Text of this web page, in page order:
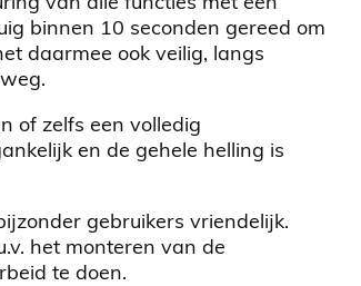
binnen 10 seconden gereed om
daarmee ook veilig, langs
of zelfs een volledig
en de gehele helling is
gebruikers vriendelijk.
het monteren van de
te doen.